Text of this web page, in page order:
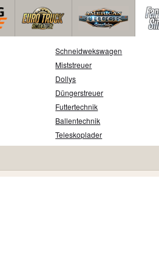
Schneidwekswagen
Miststreuer
Dollys
Düngerstreuer
Futtertechnik
Ballentechnik
Teleskoplader